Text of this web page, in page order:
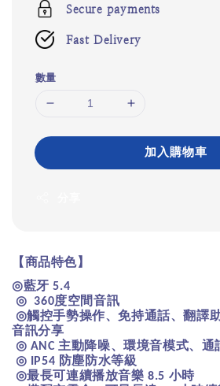
Secure payments
Fast Delivery
數量
加入購物車
【商品特色】
◎藍牙 5.4
◎ 360度空間音訊
◎觸控手勢操作、免持通話、翻譯助
音訊分享
◎ ANC主動降噪、環境音模式、通
◎ IP54 防塵防水等級
◎最長可連續播放音樂 8.5 小時